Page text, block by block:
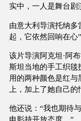
实中，一人是舞台剧
由意大利导演托纳多
起，它依然回响在心”
该片导演阿克坦·阿
斯坦当地的手工织毯
用的两种颜色是红
上，加上了她自己的
他还说：“我也期待
电影持开放态度。”